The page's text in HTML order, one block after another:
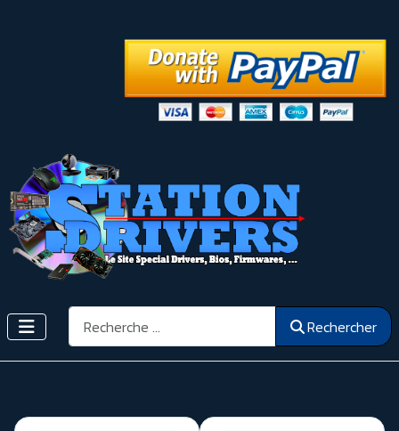
Rechercher Rechercher